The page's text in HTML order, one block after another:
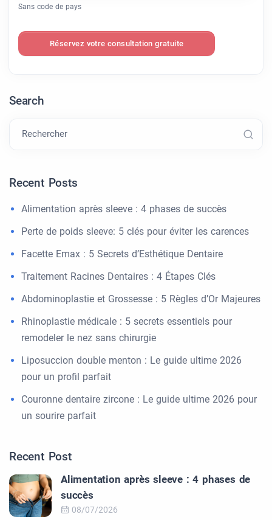
Sans code de pays
Réservez votre consultation gratuite
Search
Rechercher
Recent Posts
Alimentation après sleeve : 4 phases de succès
Perte de poids sleeve: 5 clés pour éviter les carences
Facette Emax : 5 Secrets d’Esthétique Dentaire
Traitement Racines Dentaires : 4 Étapes Clés
Abdominoplastie et Grossesse : 5 Règles d’Or Majeures
Rhinoplastie médicale : 5 secrets essentiels pour
remodeler le nez sans chirurgie
Liposuccion double menton : Le guide ultime 2026
pour un profil parfait
Couronne dentaire zircone : Le guide ultime 2026 pour
un sourire parfait
Recent Post
Alimentation après sleeve : 4 phases de
succès
08/07/2026